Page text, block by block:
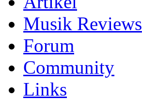
Musik Reviews
Forum
Community
Links